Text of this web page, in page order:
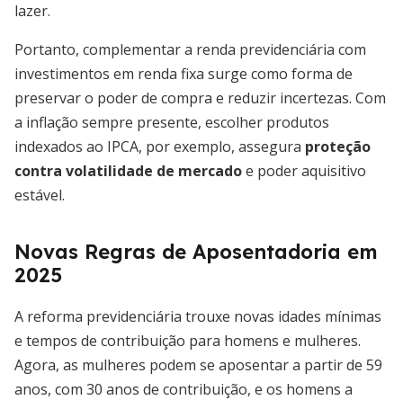
lazer.
Portanto, complementar a renda previdenciária com
investimentos em renda fixa surge como forma de
preservar o poder de compra e reduzir incertezas. Com
a inflação sempre presente, escolher produtos
indexados ao IPCA, por exemplo, assegura proteção
contra volatilidade de mercadoe poder aquisitivo
estável.
Novas Regras de Aposentadoria em
2025
A reforma previdenciária trouxe novas idades mínimas
e tempos de contribuição para homens e mulheres.
Agora, as mulheres podem se aposentar a partir de 59
anos, com 30 anos de contribuição, e os homens a